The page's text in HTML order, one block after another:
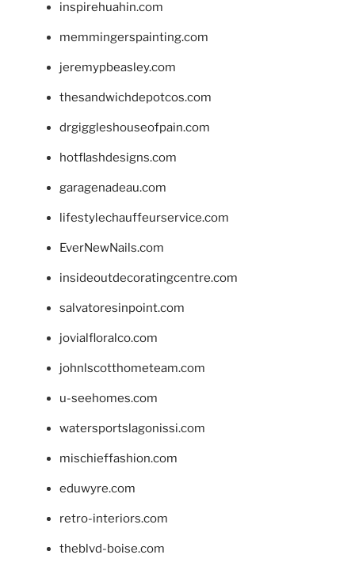
inspirehuahin.com
memmingerspainting.com
jeremypbeasley.com
thesandwichdepotcos.com
drgiggleshouseofpain.com
hotflashdesigns.com
garagenadeau.com
lifestylechauffeurservice.com
EverNewNails.com
insideoutdecoratingcentre.com
salvatoresinpoint.com
jovialfloralco.com
johnlscotthometeam.com
u-seehomes.com
watersportslagonissi.com
mischieffashion.com
eduwyre.com
retro-interiors.com
theblvd-boise.com